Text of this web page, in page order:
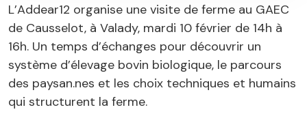
L’Addear12 organise une visite de ferme au GAEC
de Causselot, à Valady, mardi 10 février de 14h à
16h. Un temps d’échanges pour découvrir un
système d’élevage bovin biologique, le parcours
des paysan.nes et les choix techniques et humains
qui structurent la ferme.